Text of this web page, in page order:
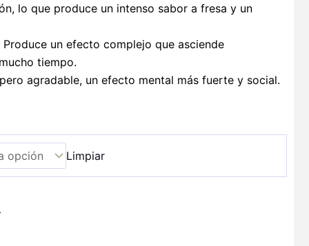
lo que produce un intenso sabor a fresa y un
un efecto complejo que asciende
tiempo.
agradable, un efecto mental más fuerte y social.
Limpiar